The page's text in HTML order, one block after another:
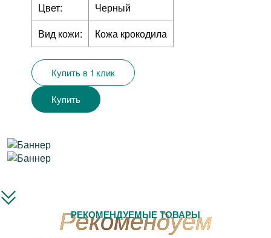
Цвет:
Черный
Вид кожи:
Кожа крокодила
Купить в 1 клик
Купить
РЕКОМЕНДУЕМЫЕ ТОВАРЫ